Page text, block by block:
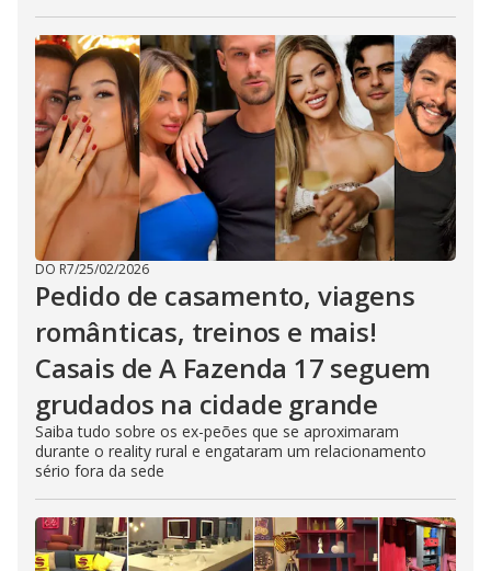
DO R7/25/02/2026
Pedido de casamento, viagens
românticas, treinos e mais!
Casais de A Fazenda 17 seguem
grudados na cidade grande
Saiba tudo sobre os ex-peões que se aproximaram
durante o reality rural e engataram um relacionamento
sério fora da sede